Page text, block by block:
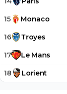
15 Monaco
16 Troyes
17 Le Mans
18 Lorient